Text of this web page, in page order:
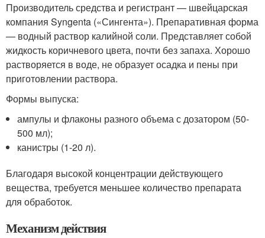
Производитель средства и регистрант — швейцарская
компания Syngenta («Сингента»). Препаративная форма
— водный раствор калийной соли. Представляет собой
жидкость коричневого цвета, почти без запаха. Хорошо
растворяется в воде, не образует осадка и пены при
приготовлении раствора.
Формы выпуска:
ампулы и флаконы разного объема с дозатором (50-
500 мл);
канистры (1-20 л).
Благодаря высокой концентрации действующего
вещества, требуется меньшее количество препарата
для обработок.
Механизм действия